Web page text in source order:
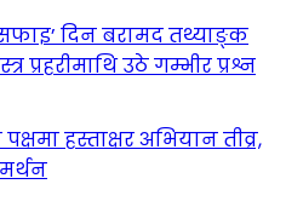
दिन बरामद तथ्याङ्क
प्रहरीमाथि उठे गम्भीर प्रश्न
हस्ताक्षर अभियान तीव्र,